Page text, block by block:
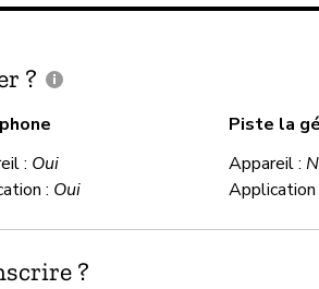
?
: Oui
: Oui
Piste la
Appareil :
Application
?